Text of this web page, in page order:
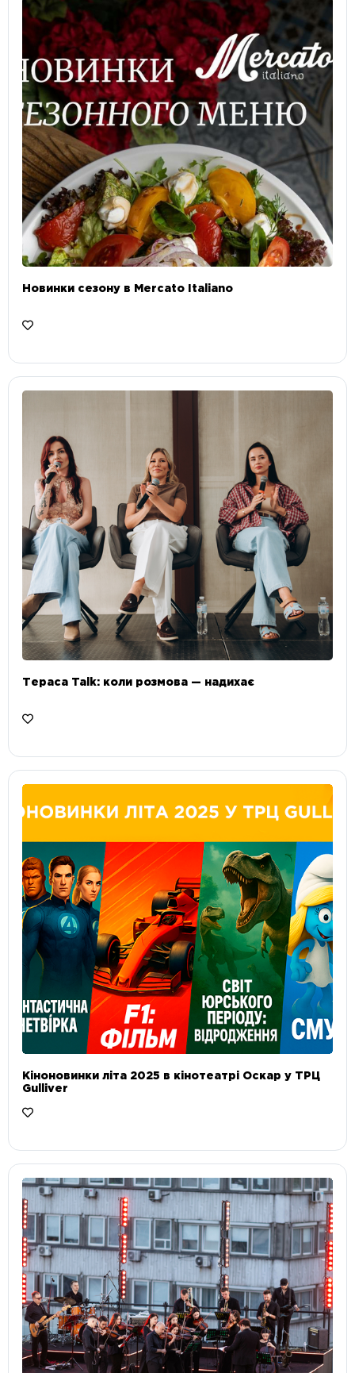
Новинки сезону в Mercato Italiano
Тераса Talk: коли розмова — надихає
Кіноновинки літа 2025 в кінотеатрі Оскар у ТРЦ
Gulliver